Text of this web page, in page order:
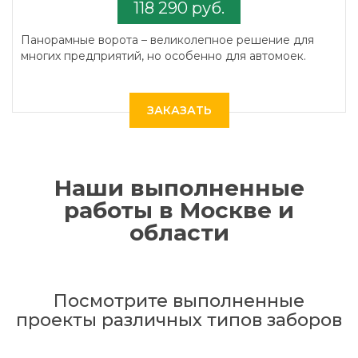
118 290 руб.
Панорамные ворота – великолепное решение для
многих предприятий, но особенно для автомоек.
ЗАКАЗАТЬ
Наши выполненные
работы в Москве и
области
Посмотрите выполненные
проекты различных типов заборов